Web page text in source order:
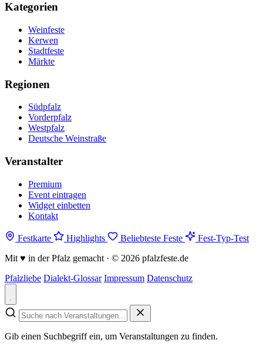
Kategorien
Weinfeste
Kerwen
Stadtfeste
Märkte
Regionen
Südpfalz
Vorderpfalz
Westpfalz
Deutsche Weinstraße
Veranstalter
Premium
Event eintragen
Widget einbetten
Kontakt
Festkarte Highlights Beliebteste Feste
Fest-Typ-Test
Mit ♥ in der Pfalz gemacht · © 2026 pfalzfeste.de
Pfalzliebe Dialekt-Glossar Impressum Datenschutz
Gib einen Suchbegriff ein, um Veranstaltungen zu finden.